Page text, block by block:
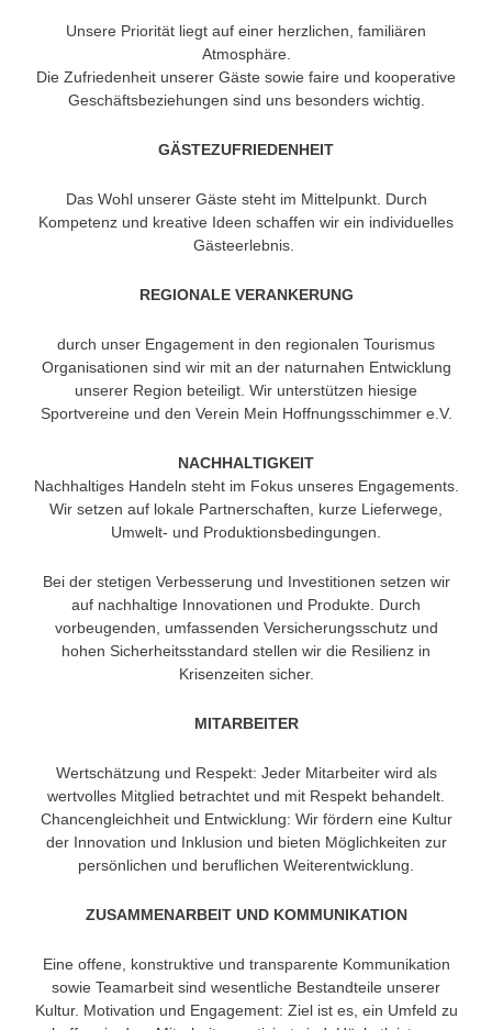
Unsere Priorität liegt auf einer herzlichen, familiären
Atmosphäre.
Die Zufriedenheit unserer Gäste sowie faire und kooperative
Geschäftsbeziehungen sind uns besonders wichtig.
GÄSTEZUFRIEDENHEIT
Das Wohl unserer Gäste steht im Mittelpunkt. Durch
Kompetenz und kreative Ideen schaffen wir ein individuelles
Gästeerlebnis.
REGIONALE VERANKERUNG
durch unser Engagement in den regionalen Tourismus
Organisationen sind wir mit an der naturnahen Entwicklung
unserer Region beteiligt. Wir unterstützen hiesige
Sportvereine und den Verein Mein Hoffnungsschimmer e.V.
NACHHALTIGKEIT
Nachhaltiges Handeln steht im Fokus unseres Engagements.
Wir setzen auf lokale Partnerschaften, kurze Lieferwege,
Umwelt- und Produktionsbedingungen.
Bei der stetigen Verbesserung und Investitionen setzen wir
auf nachhaltige Innovationen und Produkte. Durch
vorbeugenden, umfassenden Versicherungsschutz und
hohen Sicherheitsstandard stellen wir die Resilienz in
Krisenzeiten sicher.
MITARBEITER
Wertschätzung und Respekt: Jeder Mitarbeiter wird als
wertvolles Mitglied betrachtet und mit Respekt behandelt.
Chancengleichheit und Entwicklung: Wir fördern eine Kultur
der Innovation und Inklusion und bieten Möglichkeiten zur
persönlichen und beruflichen Weiterentwicklung.
ZUSAMMENARBEIT UND KOMMUNIKATION
Eine offene, konstruktive und transparente Kommunikation
sowie Teamarbeit sind wesentliche Bestandteile unserer
Kultur. Motivation und Engagement: Ziel ist es, ein Umfeld zu